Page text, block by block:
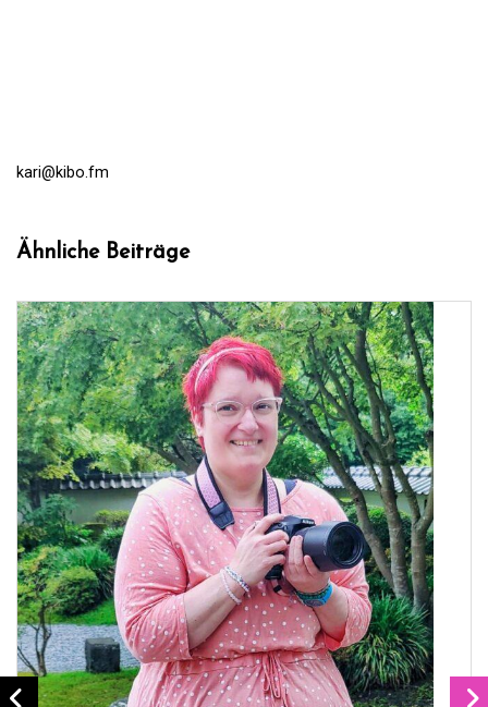
kari@kibo.fm
Ähnliche Beiträge